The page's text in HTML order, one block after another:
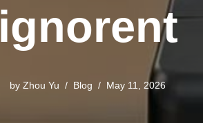
ignorent
by Zhou Yu Blog May 11, 2026